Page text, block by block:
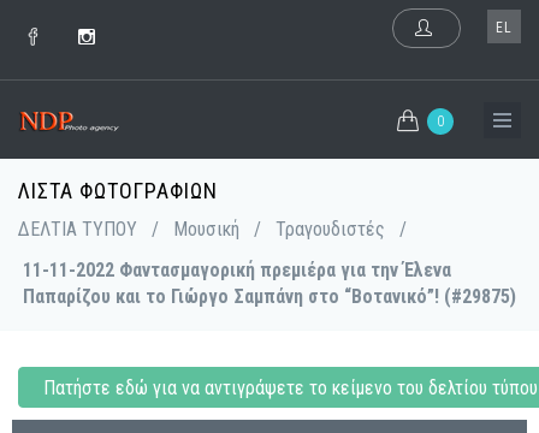
EL
0
ΛΊΣΤΑ ΦΩΤΟΓΡΑΦΙΏΝ
ΔΕΛΤΙΑ ΤΥΠΟΥ / Μουσική / Τραγουδιστές
/
11-11-2022 Φαντασμαγορική πρεμιέρα για την Έλενα
Παπαρίζου και το Γιώργο Σαμπάνη στο “Βοτανικό”! (#29875)
Πατήστε εδώ για να αντιγράψετε το κείμενο του δελτίου τύπου